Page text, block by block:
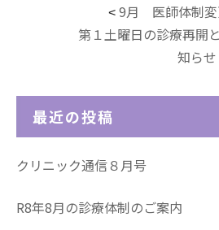
< 9月 医師体制変
第１土曜日の診療再開
知らせ
最近の投稿
クリニック通信８月号
R8年8月の診療体制のご案内